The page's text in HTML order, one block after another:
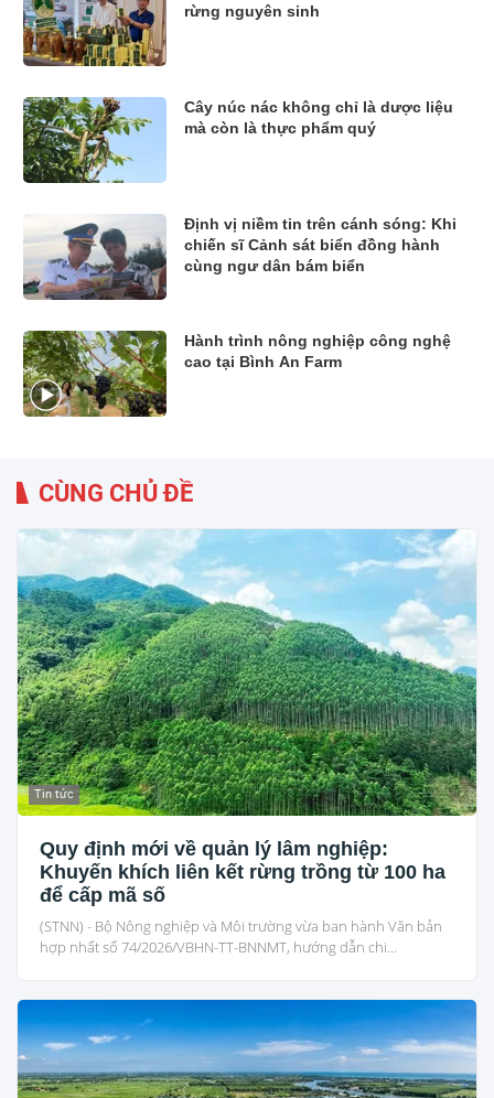
rừng nguyên sinh
Cây núc nác không chỉ là dược liệu
mà còn là thực phẩm quý
Định vị niềm tin trên cánh sóng: Khi
chiến sĩ Cảnh sát biển đồng hành
cùng ngư dân bám biển
Hành trình nông nghiệp công nghệ
cao tại Bình An Farm
CÙNG CHỦ ĐỀ
Tin tức
Quy định mới về quản lý lâm nghiệp:
Khuyến khích liên kết rừng trồng từ 100 ha
để cấp mã số
(STNN) - Bộ Nông nghiệp và Môi trường vừa ban hành Văn bản
hợp nhất số 74/2026/VBHN-TT-BNNMT, hướng dẫn chi...